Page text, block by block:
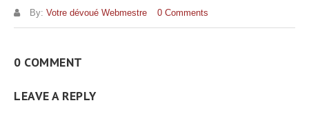
By: Votre dévoué Webmestre 0 Comments
0 COMMENT
LEAVE A REPLY